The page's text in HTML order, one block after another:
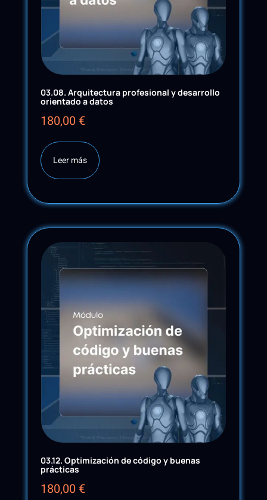
03.08. Arquitectura profesional y desarrollo
orientado a datos
180,00 €
Leer más
03.12. Optimización de código y buenas
prácticas
180,00 €